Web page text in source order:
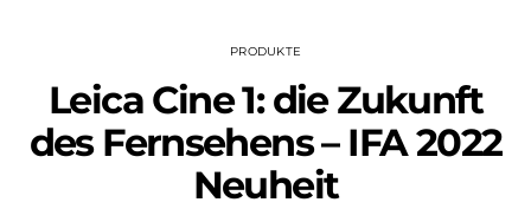
PRODUKTE
Leica Cine 1: die Zukunft
des Fernsehens – IFA 2022
Neuheit